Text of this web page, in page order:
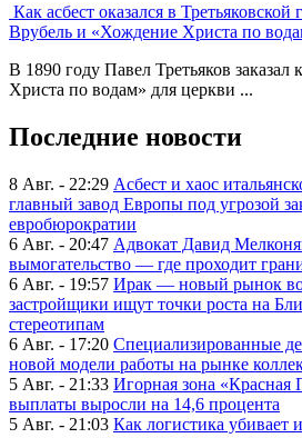
Как асбест оказался в
Врубель и «Хождение Христа по
В 1890 году Павел Третьяков
Христа по водам» для церкви ...
Последние новости
8 Авг. - 22:29 Асбест и хаос
главный завод Европы под угрозой
евробюрократии
6 Авг. - 20:47 Адвокат Давид
вымогательство — где проходит
6 Авг. - 19:57 Ирак — новый рынок
застройщики ищут точки роста на
стереотипам
6 Авг. - 17:20 Специализированные
новой модели работы на рынке
5 Авг. - 21:33 Игорная зона «Красная
выплаты выросли на 14,6 процента
5 Авг. - 21:03 Как логистика убивает